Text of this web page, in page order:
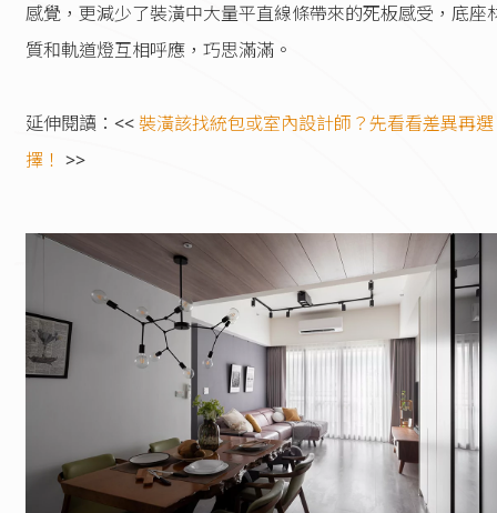
感覺，更減少了裝潢中大量平直線條帶來的死板感受，底座
質和軌道燈互相呼應，巧思滿滿。
延伸閱讀：<<裝潢該找統包或室內設計師？先看看差異再選
擇！ >>